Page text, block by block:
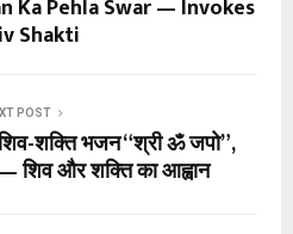
Ka Pehla Swar — Invokes
Shakti
POST
शक्ति भजन “श्री ॐ जपो”,
शिव और शक्ति का आह्वान